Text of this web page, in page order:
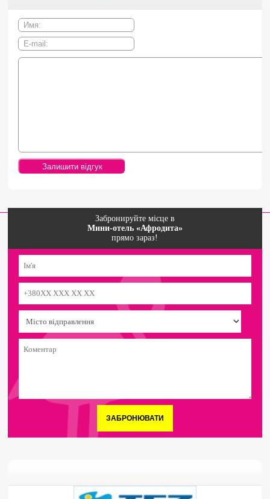
Забронируйте місце в
Мини-отель «Афродита»
прямо зараз!
ЗАБРОНЮВАТИ